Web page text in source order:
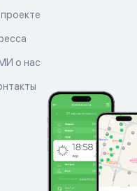
о нас